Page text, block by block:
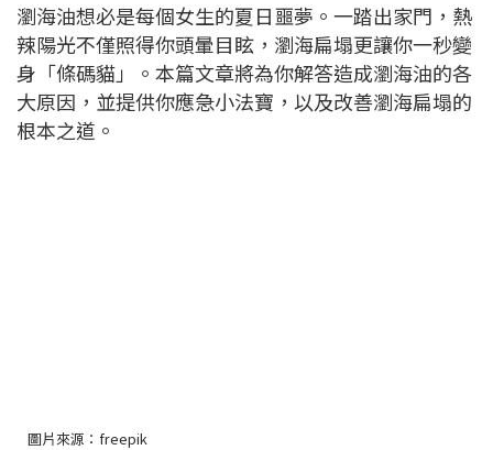
瀏海油想必是每個女生的夏日噩夢。一踏出家門，熱
辣陽光不僅照得你頭暈目眩，瀏海扁塌更讓你一秒變
身「條碼貓」。本篇文章將為你解答造成瀏海油的各
大原因，並提供你應急小法寶，以及改善瀏海扁塌的
根本之道。
圖片來源：freepik